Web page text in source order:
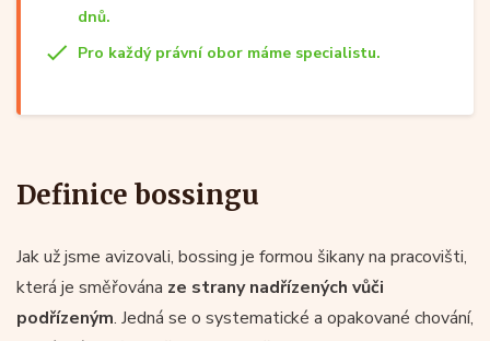
dnů.
Pro každý právní obor máme specialistu.
Definice bossingu
Jak už jsme avizovali, bossing je formou šikany na pracovišti,
která je směřována ze strany nadřízených vůči
podřízeným. Jedná se o systematické a opakované chování,